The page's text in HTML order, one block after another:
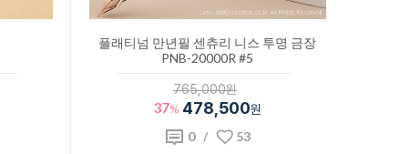
플래티넘 만년필 센츄리 니스 투명 금장
PNB-20000R #5
765,000원
37% 478,500원
0/ 53